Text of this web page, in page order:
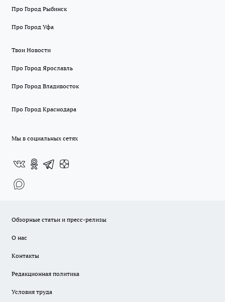
Про Город Рыбинск
Про Город Уфа
Твои Новости
Про Город Ярославль
Про Город Владивосток
Про Город Краснодара
Мы в социальных сетях
Обзорные статьи и пресс-релизы
О нас
Контакты
Редакционная политика
Условия труда